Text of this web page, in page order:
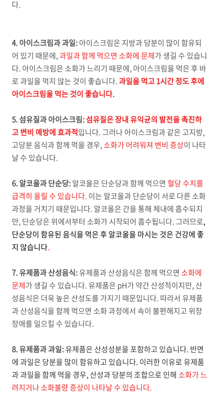
다.
4. 아이스크림과 과일:아이스크림은 지방과 당분이 많이 함유되
어 있기 때문에,과일과 함께 먹으면 소화에 문제가 생길 수 있습니
다. 아이스크림은 소화가 느리기 때문에, 아이스크림을 먹은 후 바
로 과일을 먹지 않는 것이 좋습니다.과일을 먹고 1시간 정도 후에
아이스크림을 먹는 것이 좋습니다.
5. 섬유질과 아이스크림:섬유질은 장내 유익균의 발전을 촉진하
고 변비 예방에 효과적입니다. 그러나 아이스크림과 같은 고지방,
고당분 음식과 함께 먹을 경우,소화가 어려워져 변비 증상이 나타
날 수 있습니다.
6. 알코올과 단순당:알코올은 단순당과 함께 먹으면 혈당 수치를
급격히 올릴 수 있습니다. 이는 알코올과 단순당이 서로 다른 소화
과정을 거치기 때문입니다. 알코올은 간을 통해 체내에 흡수되지
만, 단순당은 위에서부터 소화가 시작되어 흡수됩니다. 그러므로,
단순당이 함유된 음식을 먹은 후 알코올을 마시는 것은 건강에 좋
지 않습니다.
7. 유제품과 산성음식:유제품과 산성음식은 함께 먹으면 소화에
문제가 생길 수 있습니다. 유제품은 pH가 약간 산성적이지만, 산
성음식은 더욱 높은 산성도를 가지기 때문입니다. 따라서 유제품
과 산성음식을 함께 먹으면 소화 과정에서 속이 불편해지고 위장
장애를 일으킬 수 있습니다.
8. 유제품과 과일:유제품은 산성성분을 포함하고 있습니다. 반면
에 과일은 당분을 많이 함유하고 있습니다. 이러한 이유로 유제품
과 과일을 함께 먹을 경우, 산성과 당분의 조합으로 인해소화가 느
려지거나 소화불량 증상이 나타날 수 있습니다.